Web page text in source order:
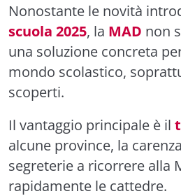
Nonostante le novità
scuola 2025, la MAD non
una soluzione concreta
mondo scolastico,
scoperti.
Il vantaggio principale è il
alcune province, la
segreterie a ricorrere alla
rapidamente le cattedre.